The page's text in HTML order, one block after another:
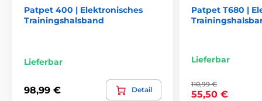
nicht wasserdicht
Sender
Patpet 400 | Elektronisches
Trainingshalsband
Lieferbar
98,99 € Detail
Patpet T680 |
Lieferbar
110,99 €
55,50 €